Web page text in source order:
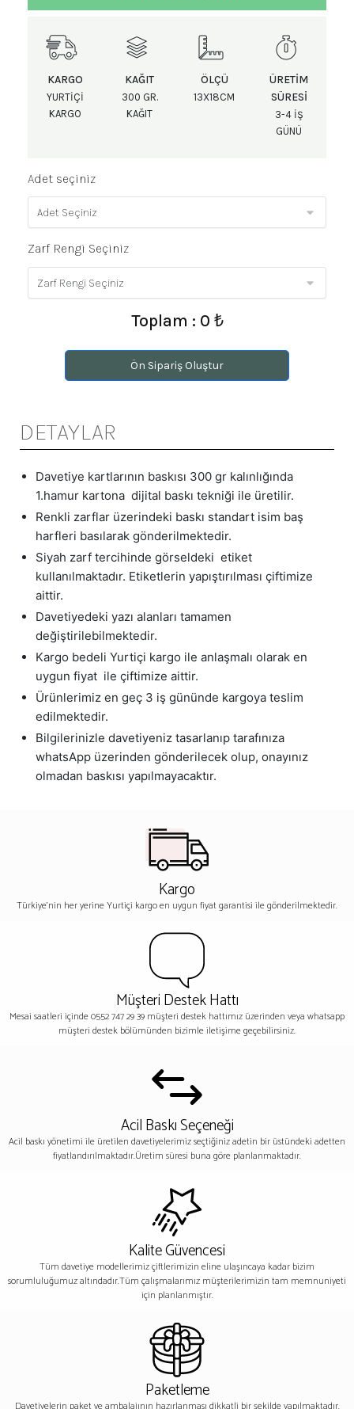
KARGO
YURTIÇI
KARGO
KAĞIT
300 GR.
KAĞIT
ÖLÇÜ
13X18CM
ÜRETIM
SÜRESI
3-4 IŞ
GÜNÜ
Adet seçiniz
Zarf Rengi Seçiniz
Toplam : 0 ₺
Ön Sipariş Oluştur
DETAYLAR
Davetiye kartlarının baskısı 300 gr kalınlığında
1.hamur kartona dijital baskı tekniği ile üretilir.
Renkli zarflar üzerindeki baskı standart isim baş
harfleri basılarak gönderilmektedir.
Siyah zarf tercihinde görseldeki etiket
kullanılmaktadır. Etiketlerin yapıştırılması çiftimize
aittir.
Davetiyedeki yazı alanları tamamen
değiştirilebilmektedir.
Kargo bedeli Yurtiçi kargo ile anlaşmalı olarak en
uygun fiyat ile çiftimize aittir.
Ürünlerimiz en geç 3 iş gününde kargoya teslim
edilmektedir.
Bilgilerinizle davetiyeniz tasarlanıp tarafınıza
whatsApp üzerinden gönderilecek olup, onayınız
olmadan baskısı yapılmayacaktır.
Kargo
Türkiye'nin her yerine Yurtiçi kargo en uygun fiyat garantisi ile gönderilmektedir.
Müşteri Destek Hattı
Mesai saatleri içinde 0552 747 29 39 müşteri destek hattımız üzerinden veya whatsapp
müşteri destek bölümünden bizimle iletişime geçebilirsiniz.
Acil Baskı Seçeneği
Acil baskı yönetimi ile üretilen davetiyelerimiz seçtiğiniz adetin bir üstündeki adetten
fiyatlandırılmaktadır.Üretim süresi buna göre planlanmaktadır.
Kalite Güvencesi
Tüm davetiye modellerimiz çiftlerimizin eline ulaşıncaya kadar bizim
sorumluluğumuz altındadır.Tüm çalışmalarımız müşterilerimizin tam memnuniyeti
için planlanmıştır.
Paketleme